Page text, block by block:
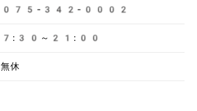
075-342-0002
7:30～21:00
無休